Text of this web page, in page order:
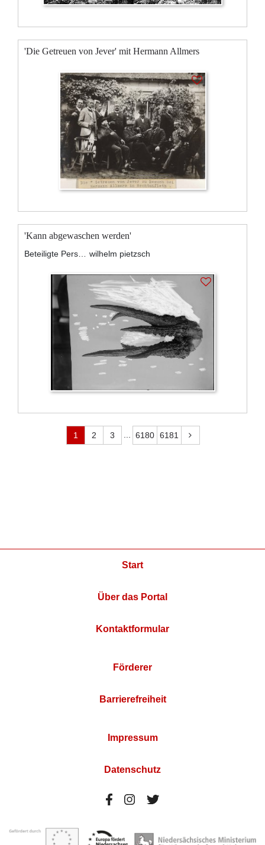
'Die Getreuen von Jever' mit Hermann Allmers
'Kann abgewaschen werden'
wilhelm pietzsch
1 2 3 6180 6181
Start
Über das Portal
Kontaktformular
Förderer
Barrierefreiheit
Impressum
Datenschutz